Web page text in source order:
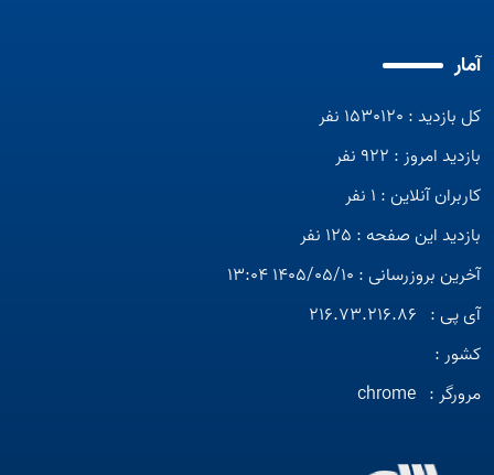
آمار
کل بازدید : 1530120 نفر
بازدید امروز : 922 نفر
کاربران آنلاین : 1 نفر
بازدید این صفحه : 125 نفر
آخرین بروزرسانی : 1405/05/10 13:04
آی پی : 216.73.216.86
کشور :
مرورگر : chrome